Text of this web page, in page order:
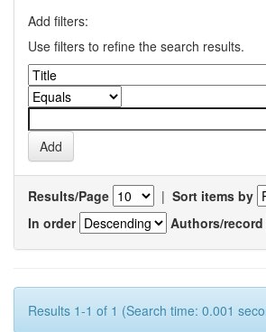
Add filters:
Use filters to refine the search results.
Results/Page | Sort items by
In order
Authors/record
Results 1-1 of 1 (Search time: 0.001